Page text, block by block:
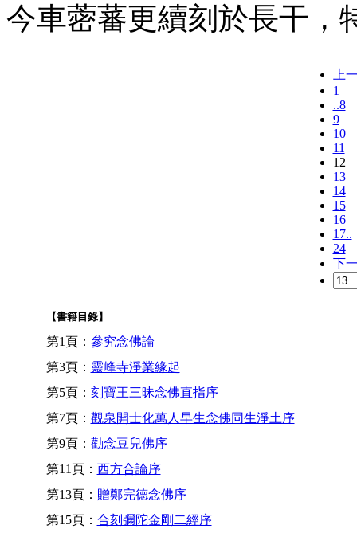
今車蔤蕃更續刻於長干，
上
1
..8
9
10
11
12
13
14
15
16
17..
24
下
【書籍目錄】
第1頁： 參究念佛論
第3頁： 靈峰寺淨業緣起
第5頁： 刻寶王三昧念佛直指序
第7頁： 觀泉開士化萬人早生念佛同生淨土序
第9頁： 勸念豆兒佛序
第11頁： 西方合論序
第13頁： 贈鄭完德念佛序
第15頁： 合刻彌陀金剛二經序